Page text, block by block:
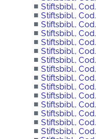
■ Stiftsbibl.,
■ Stiftsbibl.,
■ Stiftsbibl.,
■ Stiftsbibl.,
■ Stiftsbibl.,
■ Stiftsbibl., Cod.
■ Stiftsbibl.,
■ Stiftsbibl.,
■ Stiftsbibl.,
■ Stiftsbibl.,
■ Stiftsbibl.,
■ Stiftsbibl.,
■ Stiftsbibl.,
■ Stiftsbibl.,
■ Stiftsbibl.,